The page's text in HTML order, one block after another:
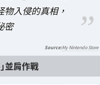
入侵的真相，
密
My Nintendo Store
並肩作戰